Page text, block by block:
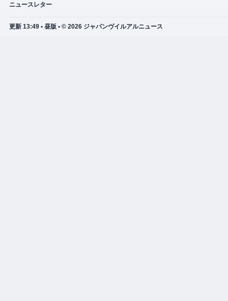
ニュースレター
更新 13:49 • 昼版 • © 2026 ジャパンヴイルアルニュース